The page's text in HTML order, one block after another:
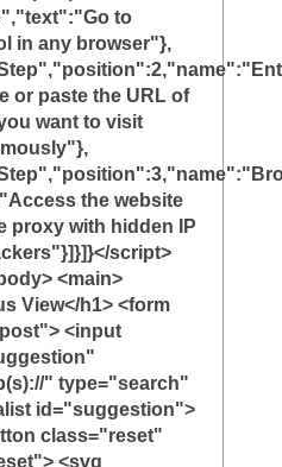
to
in any browser"},
or paste the URL of
want to visit
the website
proxy with hidden IP
script>
<main>
View</h1> <form
<input
" type="search"
id="suggestion">
class="reset"
<svg